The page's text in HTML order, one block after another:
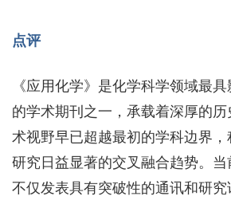
点评
《应用化学》是化学科学领域最
的学术期刊之一，承载着深厚的
术视野早已超越最初的学科边界
研究日益显著的交叉融合趋势。当
不仅发表具有突破性的通讯和研